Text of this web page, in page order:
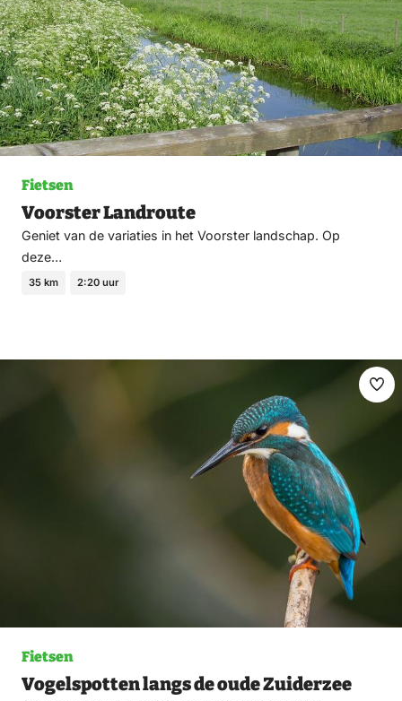
Fietsen
Voorster Landroute
Geniet van de variaties in het Voorster landschap. Op
deze…
35 km 2:20 uur
Fietsen
Vogelspotten langs de oude Zuiderzee